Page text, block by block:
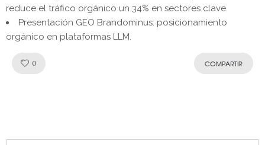
reduce el tráfico orgánico un 34% en sectores clave.
Presentación GEO Brandominus: posicionamiento
orgánico en plataformas LLM.
0 COMPARTIR